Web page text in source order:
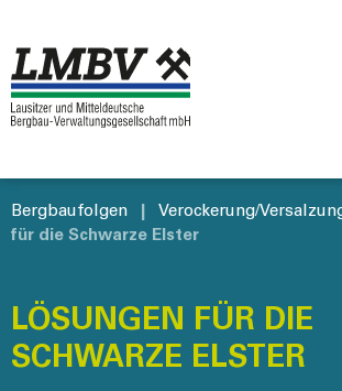
Bergbaufolgen Verockerung/
für die Schwarze Elster
LÖSUNGEN FÜR DIE
SCHWARZE ELSTER